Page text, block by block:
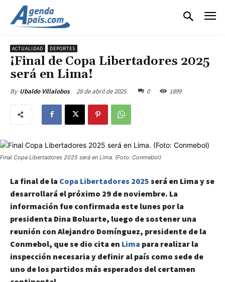
ACTUALIDAD DEPORTES
¡Final de Copa Libertadores 2025
será en Lima!
By Ubaldo Villalobos 28 de abril de 2025 0 1899
Final Copa Libertadores 2025 será en Lima. (Foto: Conmebol)
La final de la Copa Libertadores 2025 será en Lima y se
desarrollará el próximo 29 de noviembre. La
información fue confirmada este lunes por la
presidenta Dina Boluarte, luego de sostener una
reunión con Alejandro Domínguez, presidente de la
Conmebol, que se dio cita en Lima para realizar la
inspección necesaria y definir al país como sede de
uno de los partidos más esperados del certamen